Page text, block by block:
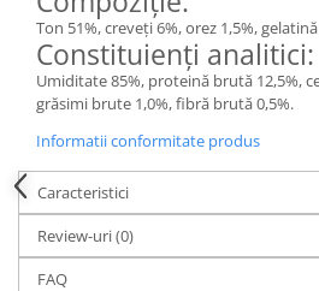
Ton 51%, creveți 6%, orez 1,5%,
Constituienți analitici:
Umiditate 85%, proteină brută 12,5%,
grăsimi brute 1,0%, fibră brută 0,5%.
Informatii conformitate produs
Caracteristici
Review-uri(0)
FAQ